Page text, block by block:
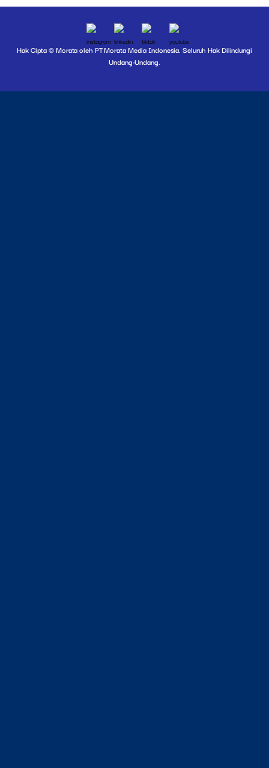
Hak Cipta © Morata oleh PT Morata Media Indonesia. Seluruh Hak Dilindungi
Undang-Undang.